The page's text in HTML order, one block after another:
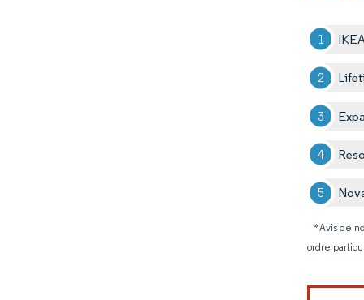
IKEA
*Avis de
ordre